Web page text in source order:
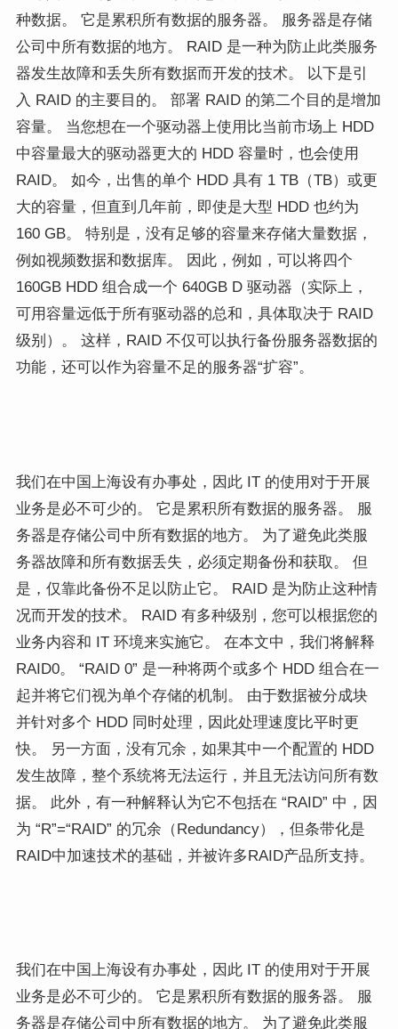
种数据。 它是累积所有数据的服务器。 服务器是存储
公司中所有数据的地方。 RAID 是一种为防止此类服务
器发生故障和丢失所有数据而开发的技术。 以下是引
入 RAID 的主要目的。 部署 RAID 的第二个目的是增加
容量。 当您想在一个驱动器上使用比当前市场上 HDD
中容量最大的驱动器更大的 HDD 容量时，也会使用
RAID。 如今，出售的单个 HDD 具有 1 TB（TB）或更
大的容量，但直到几年前，即使是大型 HDD 也约为
160 GB。 特别是，没有足够的容量来存储大量数据，
例如视频数据和数据库。 因此，例如，可以将四个
160GB HDD 组合成一个 640GB D 驱动器（实际上，
可用容量远低于所有驱动器的总和，具体取决于 RAID
级别）。 这样，RAID 不仅可以执行备份服务器数据的
功能，还可以作为容量不足的服务器“扩容”。
我们在中国上海设有办事处，因此 IT 的使用对于开展
业务是必不可少的。 它是累积所有数据的服务器。 服
务器是存储公司中所有数据的地方。 为了避免此类服
务器故障和所有数据丢失，必须定期备份和获取。 但
是，仅靠此备份不足以防止它。 RAID 是为防止这种情
况而开发的技术。 RAID 有多种级别，您可以根据您的
业务内容和 IT 环境来实施它。 在本文中，我们将解释
RAID0。 “RAID 0” 是一种将两个或多个 HDD 组合在一
起并将它们视为单个存储的机制。 由于数据被分成块
并针对多个 HDD 同时处理，因此处理速度比平时更
快。 另一方面，没有冗余，如果其中一个配置的 HDD
发生故障，整个系统将无法运行，并且无法访问所有数
据。 此外，有一种解释认为它不包括在 “RAID” 中，因
为 “R”=“RAID” 的冗余（Redundancy），但条带化是
RAID中加速技术的基础，并被许多RAID产品所支持。
我们在中国上海设有办事处，因此 IT 的使用对于开展
业务是必不可少的。 它是累积所有数据的服务器。 服
务器是存储公司中所有数据的地方。 为了避免此类服